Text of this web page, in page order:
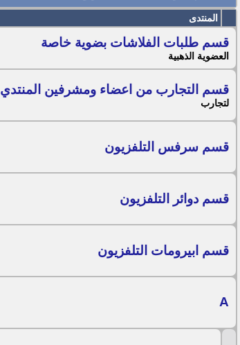
المنتدى
قسم طلبات الفلاشات بضوية خاصة
العضوية الذهبية
قسم التجارب من اعضاء ومشرفين المنتدي
لتجارب
قسم سرفس التلفزيون
قسم دوائر التلفزيون
قسم ابيرومات التلفزيون
A